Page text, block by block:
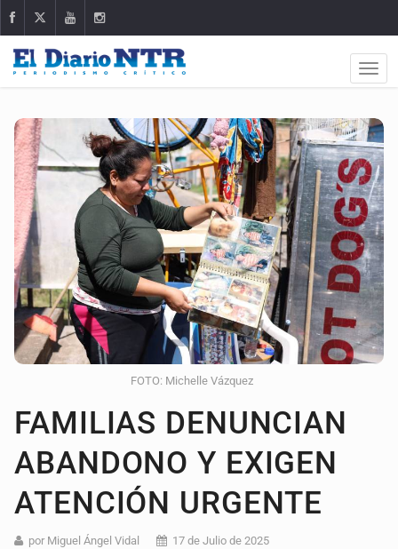
FOTO: Michelle Vázquez
FAMILIAS DENUNCIAN
ABANDONO Y EXIGEN
ATENCIÓN URGENTE
por Miguel Ángel Vidal 17 de Julio de 2025